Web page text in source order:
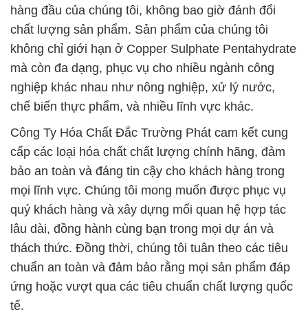
hàng đầu của chúng tôi, không bao giờ đánh đổi
chất lượng sản phẩm. Sản phẩm của chúng tôi
không chỉ giới hạn ở Copper Sulphate Pentahydrate
mà còn đa dạng, phục vụ cho nhiều ngành công
nghiệp khác nhau như nông nghiệp, xử lý nước,
chế biến thực phẩm, và nhiều lĩnh vực khác.
Công Ty Hóa Chất Đắc Trường Phát cam kết cung
cấp các loại hóa chất chất lượng chính hãng, đảm
bảo an toàn và đáng tin cậy cho khách hàng trong
mọi lĩnh vực. Chúng tôi mong muốn được phục vụ
quý khách hàng và xây dựng mối quan hệ hợp tác
lâu dài, đồng hành cùng bạn trong mọi dự án và
thách thức. Đồng thời, chúng tôi tuân theo các tiêu
chuẩn an toàn và đảm bảo rằng mọi sản phẩm đáp
ứng hoặc vượt qua các tiêu chuẩn chất lượng quốc
tế.